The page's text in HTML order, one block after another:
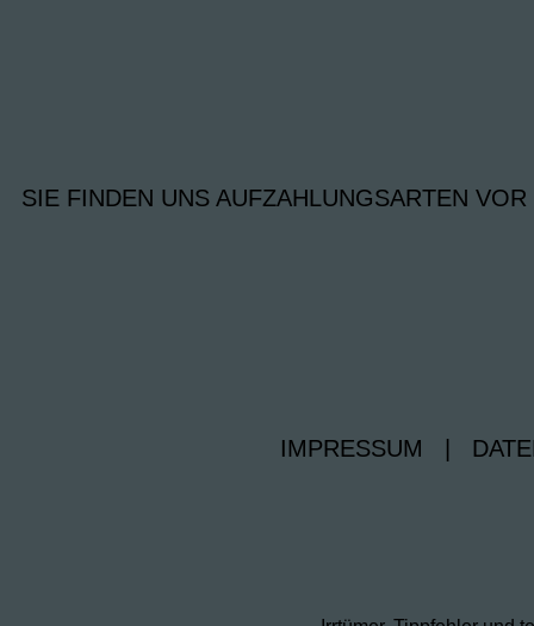
SIE FINDEN UNS AUFZAHLUNGSARTEN VOR
IMPRESSUM